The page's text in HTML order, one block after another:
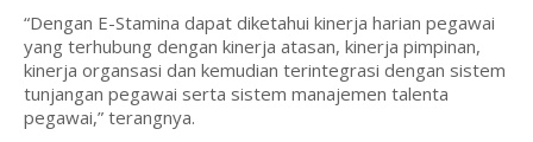
“Dengan E-Stamina dapat diketahui kinerja harian pegawai
yang terhubung dengan kinerja atasan, kinerja pimpinan,
kinerja organsasi dan kemudian terintegrasi dengan sistem
tunjangan pegawai serta sistem manajemen talenta
pegawai,” terangnya.